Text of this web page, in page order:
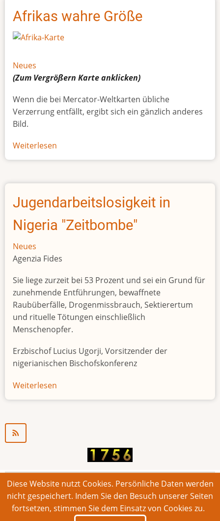
Afrikas wahre Größe
Neues
(Zum Vergrößern Karteanklicken)
Wenn die bei Mercator-Weltkarten übliche
Verzerrung entfällt, ergibt sich ein gänzlich anderes
Bild.
Weiterlesen
Afrikas
Größe
Jugendarbeitslosigkeit in
Nigeria "Zeitbombe"
Neues
Agenzia Fides
Sie liege zurzeit bei 53 Prozent und sei ein Grund für
zunehmende Entführungen, bewaffnete
Raubüberfälle, Drogenmissbrauch, Sektierertum
und rituelle Tötungen einschließlich
Menschenopfer.
Erzbischof Lucius Ugorji, Vorsitzender der
nigerianischen Bischofskonferenz
Weiterlesen
Jugendarbeitslosigkeit
© 2026 Bonner Aufruf. Alle Rechte vorbehalten.
Footer
Impressum Kontakt Intern
Diese Website nutzt Cookies. Persönliche Daten werden
nicht gespeichert. Indem Sie den Besuch unserer Seiten
fortsetzen, stimmen Sie dem Einsatz von Cookies zu.